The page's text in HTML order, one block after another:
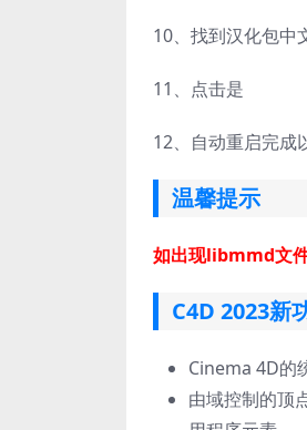
10、 找到汉化包中
11、 点击是
12、 自动重启完成
温馨提示
如出现libmmd文
C4D 2023新
Cinema 4D的
由域控制的顶